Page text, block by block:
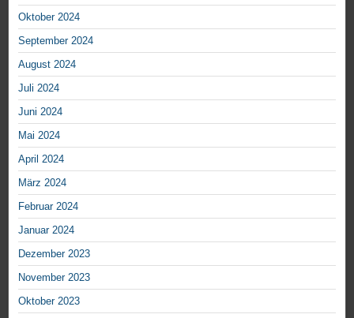
Oktober 2024
September 2024
August 2024
Juli 2024
Juni 2024
Mai 2024
April 2024
März 2024
Februar 2024
Januar 2024
Dezember 2023
November 2023
Oktober 2023